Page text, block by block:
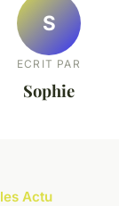
S
ECRIT PAR
Sophie
Actu